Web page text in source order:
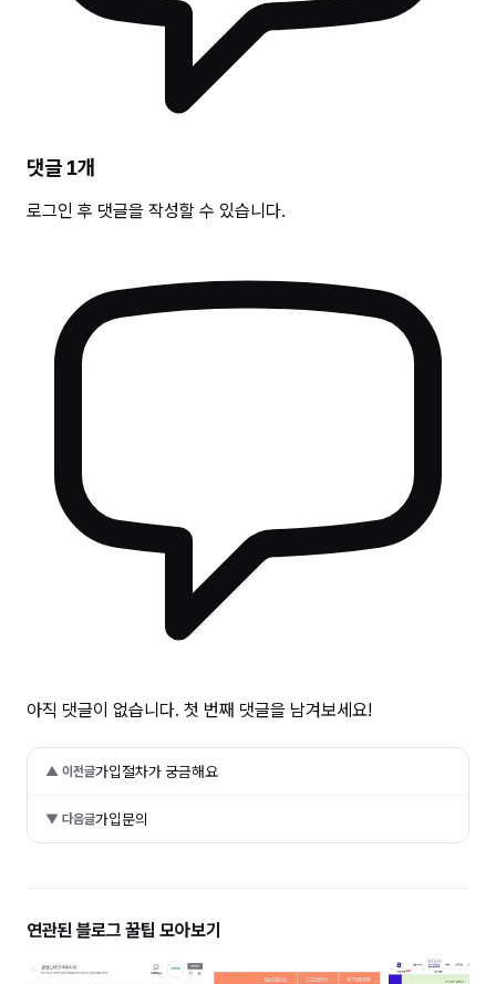
댓글 1개
로그인 후 댓글을 작성할 수 있습니다.
아직 댓글이 없습니다. 첫 번째 댓글을 남겨보세요!
▲ 이전글가입절차가 궁금해요
▼ 다음글가입문의
연관된 블로그 꿀팁 모아보기